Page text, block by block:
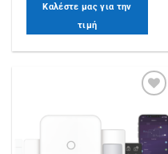
Καλέστε μας για την
τιμή
στην
λίστα
επιθυμιών